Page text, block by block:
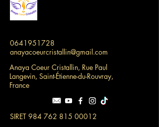
0641951728
anayacoeurcristallin@gmail.com
Anaya Coeur Cristallin, Rue Paul
Langevin, Saint-Étienne-du-Rouvray,
France
SIRET 984 762 815 00012